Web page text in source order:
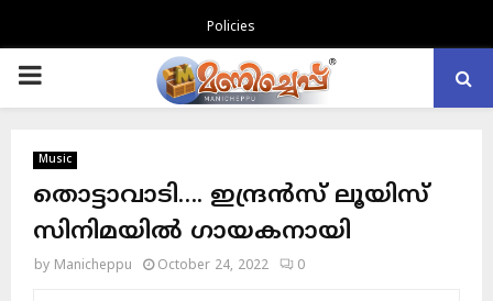
Policies
PRIMARY
Music
തൊട്ടാവാടി…. ഇന്ദ്രൻസ് ലൂയിസ്
സിനിമയിൽ ഗായകനായി
by Manicheppu October 24, 2022 0